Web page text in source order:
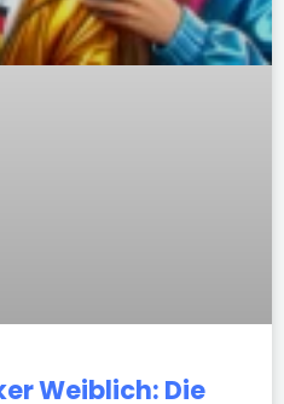
Weiblich: Die